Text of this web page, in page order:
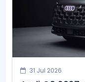
31 Jul 2026